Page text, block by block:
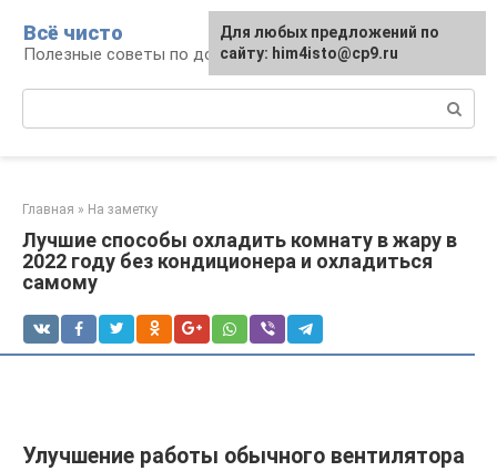
контенту
Всё чисто
Полезные советы по домоводству
Главная » На заметку
Лучшие способы охладить комнату в жару в
2022 году без кондиционера и охладиться
самому
Улучшение работы обычного вентилятора
Для любых предложений по
сайту: him4isto@cp9.ru